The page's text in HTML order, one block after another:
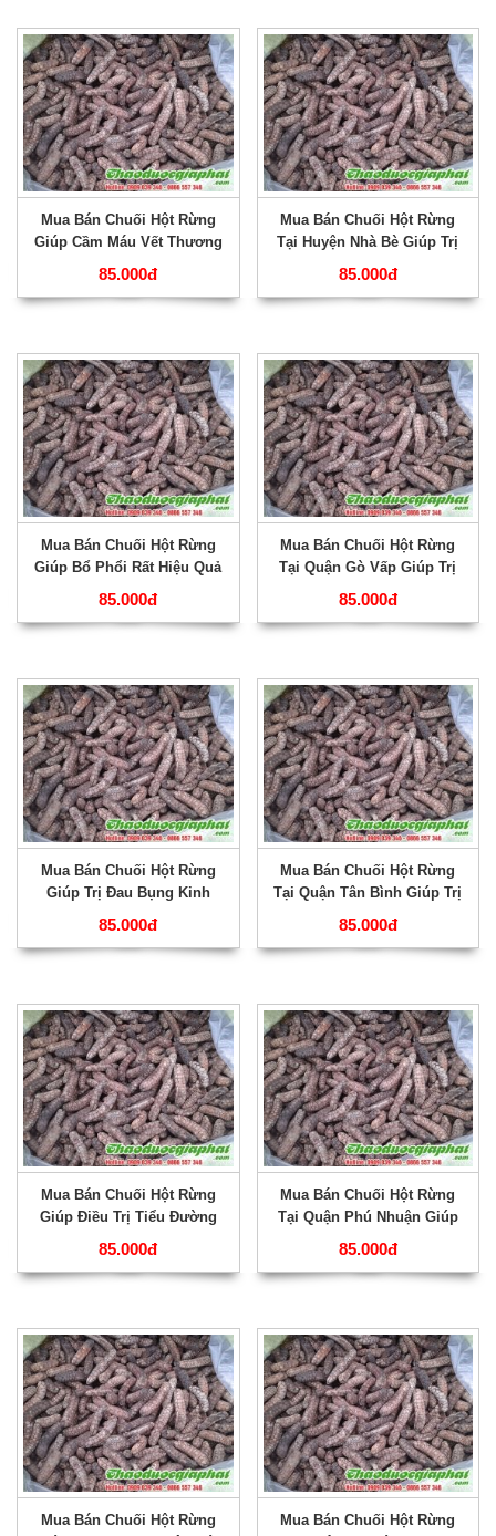
Mua Bán Chuối Hột Rừng
Giúp Cầm Máu Vết Thương
Rất Tốt Tại Huyện Củ Chi
85.000đ
Mua Bán Chuối Hột Rừng
Tại Huyện Nhà Bè Giúp Trị
Đau Răng Hiệu Quả Nhất
85.000đ
Mua Bán Chuối Hột Rừng
Giúp Bổ Phổi Rất Hiệu Quả
85.000đ
Mua Bán Chuối Hột Rừng
Tại Quận Gò Vấp Giúp Trị
85.000đ
Mua Bán Chuối Hột Rừng
Giúp Trị Đau Bụng Kinh
Thạnh ???
85.000đ
Mua Bán Chuối Hột Rừng
Tại Quận Tân Bình Giúp Trị
???
85.000đ
Mua Bán Chuối Hột Rừng
Giúp Điều Trị Tiểu Đường
Tốt Nhất Tại Quận Tân Phú
85.000đ
Mua Bán Chuối Hột Rừng
Tại Quận Phú Nhuận Giúp
Trị Kiết Lỵ Rất Hiệu Quả ???
85.000đ
Mua Bán Chuối Hột Rừng
Mua Bán Chuối Hột Rừng